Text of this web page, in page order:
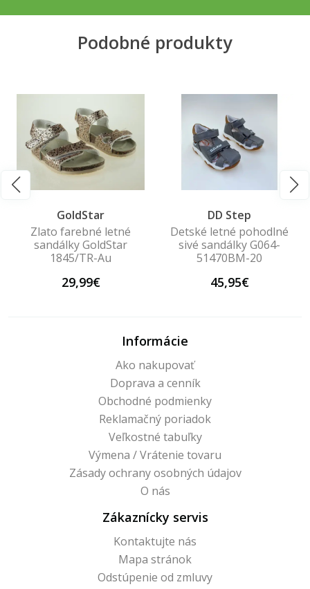
Podobné produkty
GoldStar
Zlato farebné letné
sandálky GoldStar
1845/TR-Au
29,99€
DD Step
Detské letné pohodlné
sivé sandálky G064-
51470BM-20
45,95€
Informácie
Ako nakupovať
Doprava a cenník
Obchodné podmienky
Reklamačný poriadok
Veľkostné tabuľky
Výmena / Vrátenie tovaru
Zásady ochrany osobných údajov
O nás
Zákaznícky servis
Kontaktujte nás
Mapa stránok
Odstúpenie od zmluvy